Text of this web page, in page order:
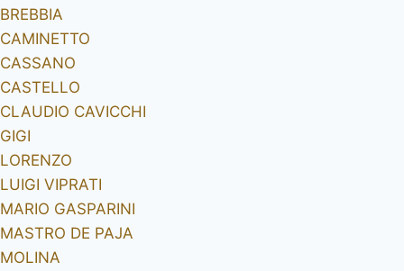
BREBBIA
CAMINETTO
CASSANO
CASTELLO
CLAUDIO CAVICCHI
GIGI
LORENZO
LUIGI VIPRATI
MARIO GASPARINI
MASTRO DE PAJA
MOLINA